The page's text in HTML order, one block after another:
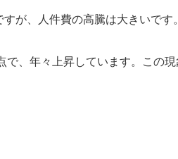
が、人件費の高騰は大きいです
、年々上昇しています。この